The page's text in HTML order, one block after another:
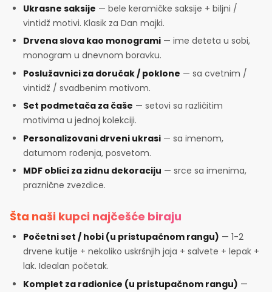
Ukrasne saksije — bele keramičke saksije + biljni /
vintidž motivi. Klasik za Dan majki.
Drvena slova kao monogrami — ime deteta u sobi,
monogram u dnevnom boravku.
Poslužavnici za doručak / poklone — sa cvetnim /
vintidž / svadbenim motivom.
Set podmetača za čaše — setovi sa različitim
motivima u jednoj kolekciji.
Personalizovani drveni ukrasi — sa imenom,
datumom rođenja, posvetom.
MDF oblici za zidnu dekoraciju — srce sa imenima,
praznične zvezdice.
Šta naši kupci najčešće biraju
Početni set / hobi (u pristupačnom rangu) — 1-2
drvene kutije + nekoliko uskršnjih jaja + salvete + lepak +
lak. Idealan početak.
Komplet za radionice (u pristupačnom rangu) —